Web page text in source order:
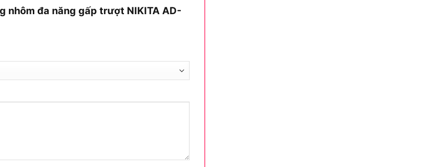
thợ thao tác ở độ cao tối đa.
trượt đã giải quyết trọn vẹn bài toán an toàn
nhôm đa năng gấp trượt NIKITA AD-